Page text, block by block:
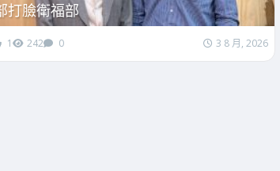
打臉衛福部
1 242 0 3 8 月, 2026